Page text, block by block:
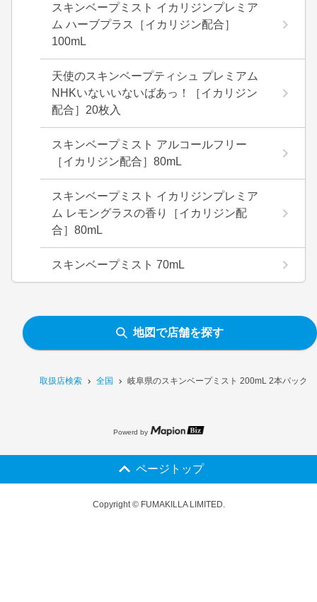
取扱店検索 全国 岐阜県のスキンベープミスト 200mL 2本パック
スキンベープミスト イカリジンプレミア
ム ハーブプラス［イカリジン配合］
100mL
天使のスキンベープティシュ プレミアム
NHKいないいないばあっ！［イカリジン
配合］20枚入
スキンベープミスト アルコールフリー
［イカリジン配合］80mL
スキンベープミスト イカリジンプレミア
ム レモングラスの香り［イカリジン配
合］80mL
スキンベープミスト 70mL
地図で店舗を探す
Powerd by
ページトップ
Copyright © FUMAKILLA LIMITED.